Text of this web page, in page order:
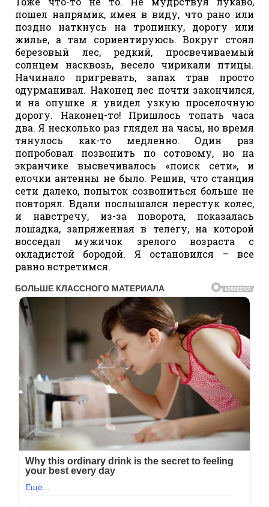
пошел напрямик, имея в виду, что рано или
поздно наткнусь на тропинку, дорогу или
жилье, а там сориентируюсь. Вокруг стоял
березовый лес, редкий, просвечиваемый
солнцем насквозь, весело чирикали птицы.
Начинало пригревать, запах трав просто
одурманивал. Наконец лес почти закончился,
и на опушке я увидел узкую проселочную
дорогу. Наконец-то! Пришлось топать часа
два. Я несколько раз глядел на часы, но время
тянулось как-то медленно. Один раз
попробовал позвонить по сотовому, но на
экранчике высвечивалось «поиск сети», и
елочки антенны не было. Решив, что станция
сети далеко, попыток созвониться больше не
повторял. Вдали послышался перестук колес,
и навстречу, из-за поворота, показалась
лошадка, запряженная в телегу, на которой
восседал мужичок зрелого возраста с
окладистой бородой. Я остановился – все
равно встретимся.